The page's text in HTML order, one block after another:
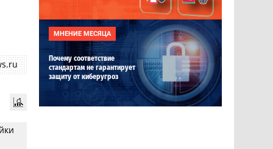
МНЕНИЕ МЕСЯЦА
Почему соответствие
стандартам не гарантирует
защиту от киберугроз